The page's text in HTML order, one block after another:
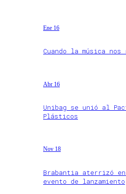
Ene 16
Cuando la música
Abr 16
Unibag se unió al
Plásticos
Nov 18
Brabantia aterrizó
evento de lanzamiento